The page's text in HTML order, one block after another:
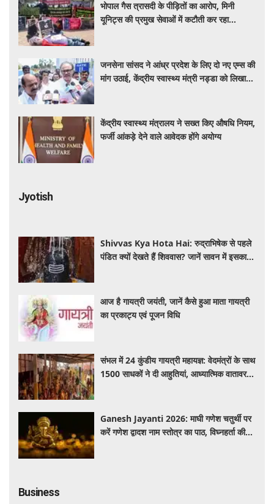
भोपाल गैस त्रासदी के पीड़ितों का आरोप, मिनी
यूनिट्स की प्रमुख सेवाओं में कटौती कर रहा
जनसेना सांसद ने आंध्र प्रदेश के लिए दो नए एम्स की
मांग उठाई, केंद्रीय स्वास्थ्य मंत्री नड्डा को लिखा
केंद्रीय स्वास्थ्य मंत्रालय ने सख्त किए औषधि नियम,
फर्जी आंकड़े देने वाले आवेदक होंगे अयोग्य
Jyotish
Shivvas Kya Hota Hai: रुद्राभिषेक से पहले
पंडित क्यों देखते हैं शिववास? जानें सावन में इसका
आज है गायत्री जयंती, जानें कैसे हुआ माता गायत्री
का प्रकाट्य एवं पूजन विधि
संभल में 24 कुंडीय गायत्री महायज्ञ: वेदमंत्रों के साथ
1500 साधकों ने दी आहुतियां, आध्यात्मिक वातावरण
Ganesh Jayanti 2026: माघी गणेश चतुर्थी पर
करें गणेश द्वादश नाम स्तोत्र का पाठ, विघ्नहर्ता की
Business